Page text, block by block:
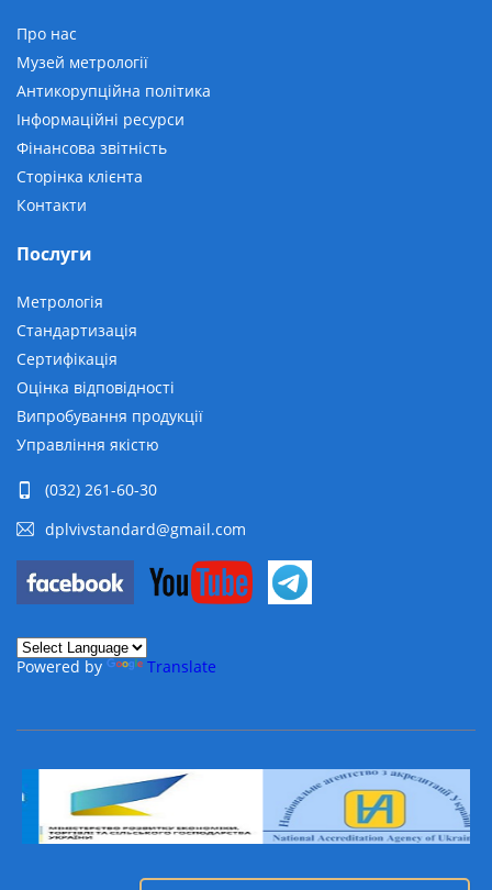
Про нас
Музей метрології
Антикорупційна політика
Інформаційні ресурси
Фінансова звітність
Сторінка клієнта
Контакти
Послуги
Метрологія
Стандартизація
Сертифікація
Оцінка відповідності
Випробування продукції
Управління якістю
(032) 261-60-30
dplvivstandard@gmail.com
Powered by Translate